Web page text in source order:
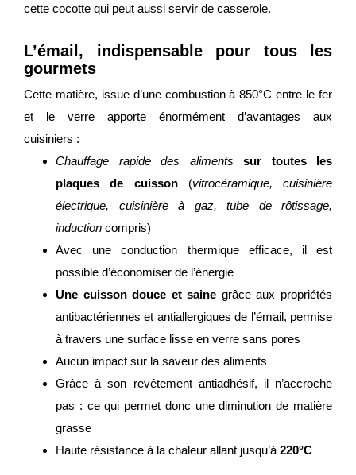
cette cocotte qui peut aussi servir de casserole.
L’émail, indispensable pour tous les
gourmets
Cette matière, issue d’une combustion à 850°C entre le fer
et le verre apporte énormément d’avantages aux
cuisiniers :
Chauffage rapide des aliments
sur toutes les
plaques de cuisson(vitrocéramique, cuisinière
électrique, cuisinière à gaz, tube de rôtissage,
induction compris)
Avec une conduction thermique efficace, il est
possible d’économiser de l’énergie
Une cuisson douce et saine grâce aux propriétés
antibactériennes et antiallergiques de l’émail, permise
à travers une surface lisse en verre sans pores
Aucun impact sur la saveur des aliments
Grâce à son revêtement antiadhésif, il n’accroche
pas : ce qui permet donc une diminution de matière
grasse
Haute résistance à la chaleur allant jusqu’à 220°C